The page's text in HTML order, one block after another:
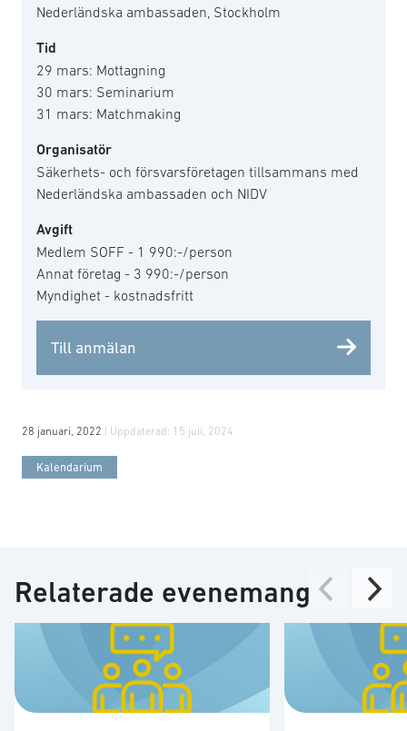
Nederländska ambassaden, Stockholm
Tid
29 mars: Mottagning
30 mars: Seminarium
31 mars: Matchmaking
Organisatör
Säkerhets- och försvarsföretagen tillsammans med
Nederländska ambassaden och NIDV
Avgift
Medlem SOFF - 1 990:-/person
Annat företag - 3 990:-/person
Myndighet - kostnadsfritt
Till anmälan
28 januari, 2022 | Uppdaterad: 15 juli, 2024
Kalendarium
Relaterade evenemang